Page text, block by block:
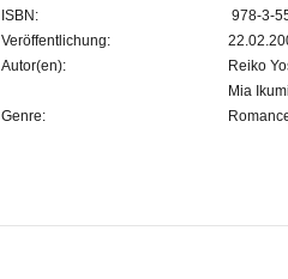
ISBN:
Veröffentlichung:
Autor(en):
Genre:
978-3-
Reiko
Mia Ikumi